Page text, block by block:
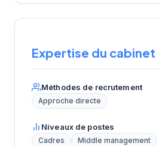
Expertise du cabinet
Méthodes de recrutement
Approche directe
Niveaux de postes
Cadres Middle management